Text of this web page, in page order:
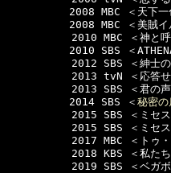
2008 MBC ＜天下一色 パ
2008 MBC ＜美賊イルジ
　　　　　2010 MBC ＜神と呼
2010 SBS ＜ATHENA：
　　　　　2012 SBS ＜紳士の
　　　　　2013 tvN ＜応答せ
　　　　　2013 SBS ＜君の声
2014 SBS ＜ 秘密の
　　　　　2015 SBS ＜ミセス
　　　　　2015 SBS ＜ミセス
　　　　　2017 MBC ＜トゥ・
　　　　　2018 KBS ＜私たち
　　　　　2019 SBS ＜ベガ